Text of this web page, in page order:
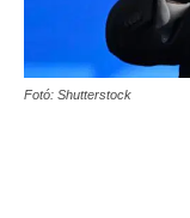
Fotó: Shutterstock